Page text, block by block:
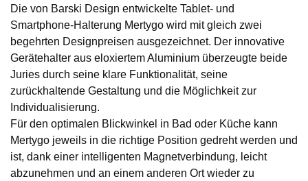
Die von Barski Design entwickelte Tablet- und
Smartphone-Halterung Mertygo wird mit gleich zwei
begehrten Designpreisen ausgezeichnet. Der innovative
Gerätehalter aus eloxiertem Aluminium überzeugte beide
Juries durch seine klare Funktionalität, seine
zurückhaltende Gestaltung und die Möglichkeit zur
Individualisierung.
Für den optimalen Blickwinkel in Bad oder Küche kann
Mertygo jeweils in die richtige Position gedreht werden und
ist, dank einer intelligenten Magnetverbindung, leicht
abzunehmen und an einem anderen Ort wieder zu